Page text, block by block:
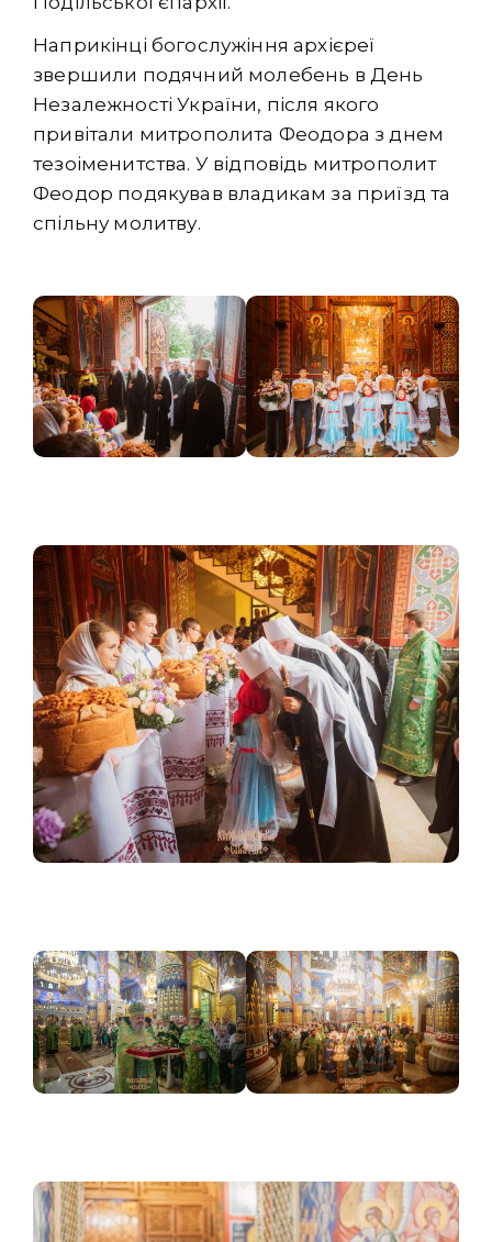
Наприкінці богослужіння архієреї
звершили подячний молебень в День
Незалежності України, після якого
привітали митрополита Феодора з днем
тезоіменитства. У відповідь митрополит
Феодор подякував владикам за приїзд та
спільну молитву.